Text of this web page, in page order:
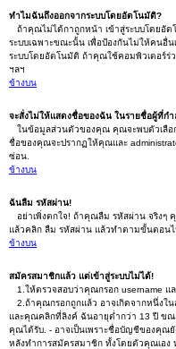
ทำไมฉันถึงออกจากระบบโดยอัตโนมัติ?
ถ้าคุณไม่ได้กาถูกหน้า เข้าสู่ระบบโดยอัต
ระบบเฉพาะขณะนั้น เพื่อป้องกันไม่ให้คน
ระบบโดยอัตโนมัติ ถ้าคุณใช้คอมพิวเตอร์ร่
ฯลฯ
ข้างบน
จะสั่งไม่ให้แสดงชื่อของฉัน ในรายชื่อผู้ที่กำ
ในข้อมูลส่วนตัวของคุณ คุณจะพบตัวเลือ
ชื่อของคุณจะปรากฏให้คุณและ
ซ่อน.
ข้างบน
ฉันลืม รหัสผ่าน!
อย่าเพิ่งตกใจ! ถ้าคุณลืม รหัสผ่าน จริงๆ
แล้วคลิก ลืม รหัสผ่าน แล้วทำตามขั้นตอนไ
ข้างบน
สมัครสมาชิกแล้ว แต่เข้าสู่ระบบไม่ได้!
1.ให้ตรวจสอบว่าคุณกรอก username แ
2.ถ้าคุณกรอกถูกแล้ว อาจเกิดจากหนึ่งใน
และคุณคลิกที่ลิงค์ ฉันอายุต่ำกว่า 13 ปี ข
คุณได้รับ. - อาจเป็นเพราะชื่อบัญชีของคุณ
หลังทำการสมัครสมาชิก ทั้งโดยตัวคุณเอง